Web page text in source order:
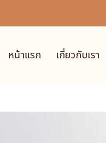
หน้าแรก เกี่ยวกับเรา